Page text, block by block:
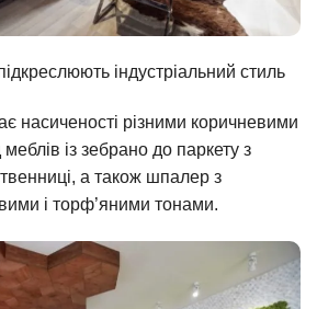
індустріальний стиль
насиченості різними коричневими
із зебрано до паркету з
а також шпалер з
і торф’яними тонами.